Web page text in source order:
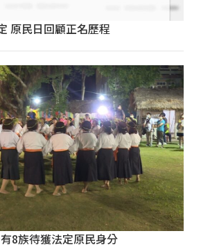
原民日回顧正名歷程
8族待獲法定原民身分